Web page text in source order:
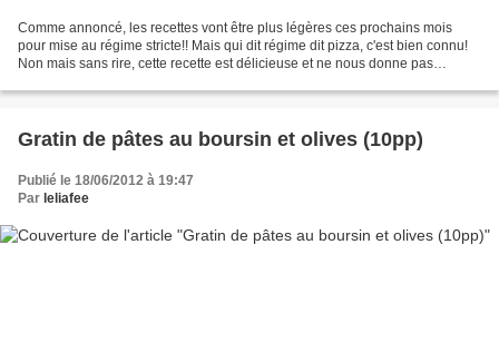
Comme annoncé, les recettes vont être plus légères ces prochains mois
pour mise au régime stricte!! Mais qui dit régime dit pizza, c'est bien connu!
Non mais sans rire, cette recette est délicieuse et ne nous donne pas
Gratin de pâtes au boursin et olives (10pp)
Publié le 18/06/2012 à 19:47
Par leliafee